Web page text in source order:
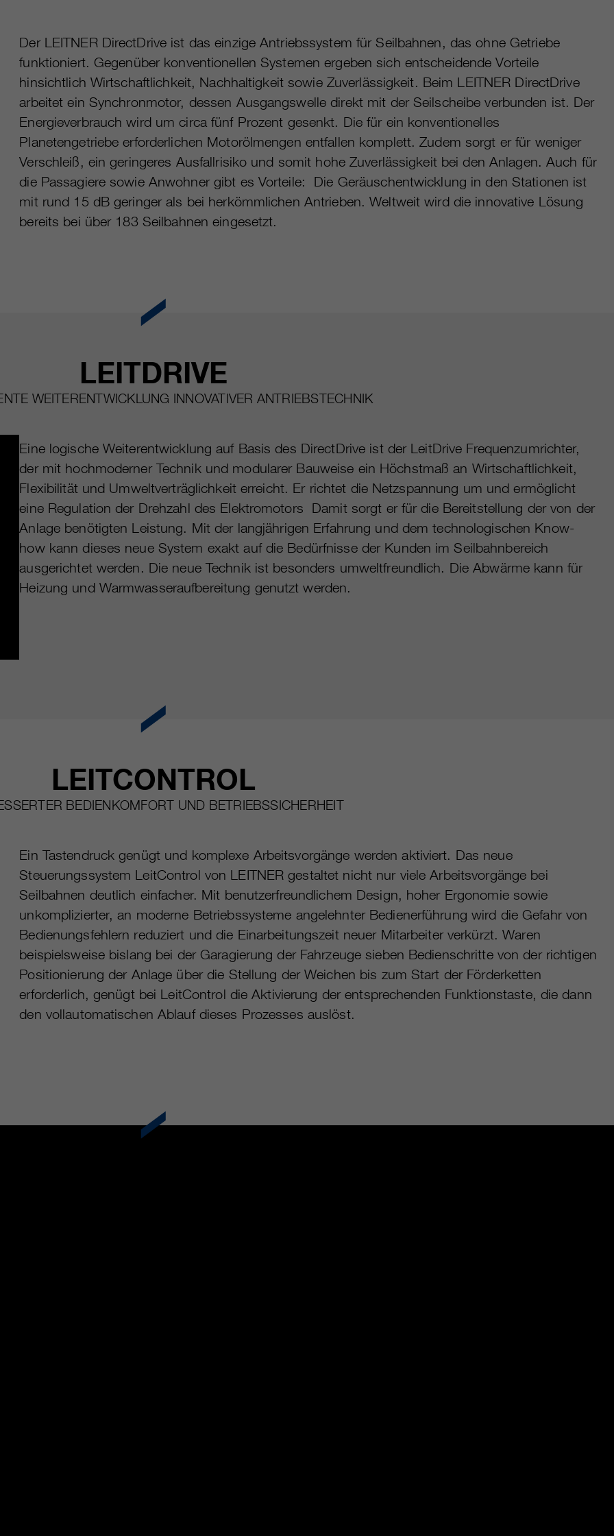
Der LEITNER DirectDrive ist das einzige Antriebssystem für Seilbahnen, das ohne Getriebe
funktioniert. Gegenüber konventionellen Systemen ergeben sich entscheidende Vorteile
hinsichtlich Wirtschaftlichkeit, Nachhaltigkeit sowie Zuverlässigkeit. Beim LEITNER DirectDrive
arbeitet ein Synchronmotor, dessen Ausgangswelle direkt mit der Seilscheibe verbunden ist. Der
Energieverbrauch wird um circa fünf Prozent gesenkt. Die für ein konventionelles
Planetengetriebe erforderlichen Motorölmengen entfallen komplett. Zudem sorgt er für weniger
Verschleiß, ein geringeres Ausfallrisiko und somit hohe Zuverlässigkeit bei den Anlagen. Auch für
die Passagiere sowie Anwohner gibt es Vorteile: Die Geräuschentwicklung in den Stationen ist
mit rund 15 dB geringer als bei herkömmlichen Antrieben. Weltweit wird die innovative Lösung
bereits bei über 183 Seilbahnen eingesetzt.
LEITDRIVE
WEITERENTWICKLUNG INNOVATIVER ANTRIEBSTECHNIK
Eine logische Weiterentwicklung auf Basis des DirectDrive ist der LeitDrive Frequenzumrichter,
der mit hochmoderner Technik und modularer Bauweise ein Höchstmaß an Wirtschaftlichkeit,
Flexibilität und Umweltverträglichkeit erreicht. Er richtet die Netzspannung um und ermöglicht
eine Regulation der Drehzahl des Elektromotors Damit sorgt er für die Bereitstellung der von der
Anlage benötigten Leistung. Mit der langjährigen Erfahrung und dem technologischen Know-
how kann dieses neue System exakt auf die Bedürfnisse der Kunden im Seilbahnbereich
ausgerichtet werden. Die neue Technik ist besonders umweltfreundlich. Die Abwärme kann für
Heizung und Warmwasseraufbereitung genutzt werden.
LEITCONTROL
BEDIENKOMFORT UND BETRIEBSSICHERHEIT
Ein Tastendruck genügt und komplexe Arbeitsvorgänge werden aktiviert. Das neue
Steuerungssystem LeitControl von LEITNER gestaltet nicht nur viele Arbeitsvorgänge bei
Seilbahnen deutlich einfacher. Mit benutzerfreundlichem Design, hoher Ergonomie sowie
unkomplizierter, an moderne Betriebssysteme angelehnter Bedienerführung wird die Gefahr von
Bedienungsfehlern reduziert und die Einarbeitungszeit neuer Mitarbeiter verkürzt. Waren
beispielsweise bislang bei der Garagierung der Fahrzeuge sieben Bedienschritte von der richtigen
Positionierung der Anlage über die Stellung der Weichen bis zum Start der Förderketten
erforderlich, genügt bei LeitControl die Aktivierung der entsprechenden Funktionstaste, die dann
den vollautomatischen Ablauf dieses Prozesses auslöst.
Anbieter sgalinski Cookie Opt In
Laufzeit 30 Tage
Speichert die vom Benutzer gewählten Cookie-
Einstellungen.
Monaten oder noch kürzer.
Zweck
Diese Cookies werden von Google Analytics
verwendet, um verschiedene Arten von
Nutzungsinformationen zu sammeln,
einschließlich persönlicher und nicht-
Informationen finden Sie in den
Datenschutzbestimmungen von Google
Analytics unter
https://policies.google.com/privacy.
Gesammelte nicht personenbezogene Daten
werden verwendet, um Berichte über die